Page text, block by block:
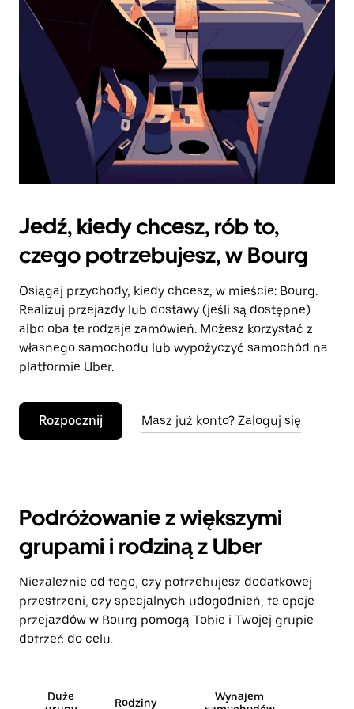
kalendarz.
Jedź, kiedy chcesz, rób to,
czego potrzebujesz, w Bourg
Osiągaj przychody, kiedy chcesz, w mieście: Bourg.
Realizuj przejazdy lub dostawy (jeśli są dostępne)
albo oba te rodzaje zamówień. Możesz korzystać z
własnego samochodu lub wypożyczyć samochód na
platformie Uber.
Rozpocznij Masz już konto? Zaloguj się
Podróżowanie z większymi
grupami i rodziną z Uber
Niezależnie od tego, czy potrzebujesz dodatkowej
przestrzeni, czy specjalnych udogodnień, te opcje
przejazdów w Bourg pomogą Tobie i Twojej grupie
dotrzeć do celu.
Duże
Rodziny
Wynajem